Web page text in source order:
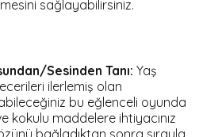
sağlayabilirsiniz.
Sesinden Tanı: Yaş
ilerlemiş olan
bu eğlenceli oyunda
kokulu maddelere ihtiyacınız
bağladıktan sonra sırayla